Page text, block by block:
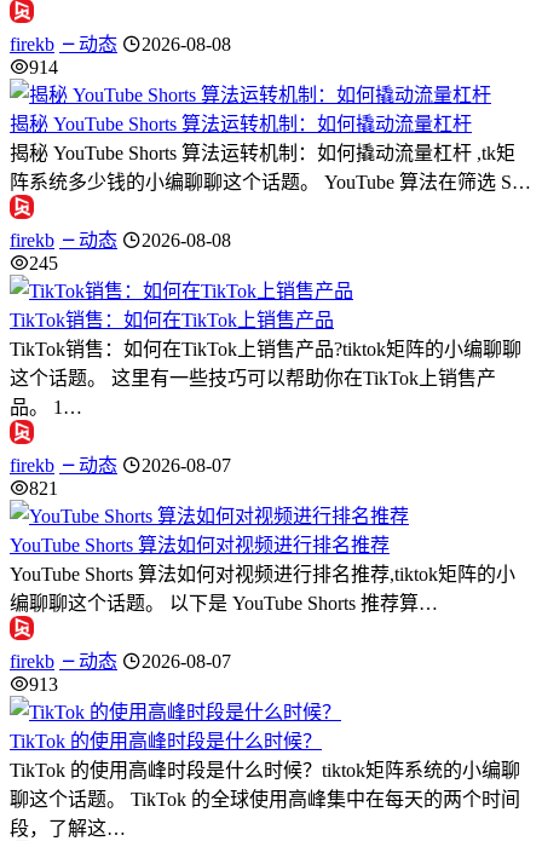
firekb 动态
2026-08-08
914
揭秘 YouTube Shorts 算法运转机制：如何撬动流量杠杆
揭秘 YouTube Shorts 算法运转机制：如何撬动流量杠杆 ,tk矩
阵系统多少钱的小编聊聊这个话题。 YouTube 算法在筛选 S…
firekb 动态
2026-08-08
245
TikTok销售：如何在TikTok上销售产品
TikTok销售：如何在TikTok上销售产品?tiktok矩阵的小编聊聊
这个话题。 这里有一些技巧可以帮助你在TikTok上销售产
品。 1…
firekb 动态
2026-08-07
821
YouTube Shorts 算法如何对视频进行排名推荐
YouTube Shorts 算法如何对视频进行排名推荐,tiktok矩阵的小
编聊聊这个话题。 以下是 YouTube Shorts 推荐算…
firekb 动态
2026-08-07
913
TikTok 的使用高峰时段是什么时候？
TikTok 的使用高峰时段是什么时候？tiktok矩阵系统的小编聊
聊这个话题。 TikTok 的全球使用高峰集中在每天的两个时间
段，了解这…